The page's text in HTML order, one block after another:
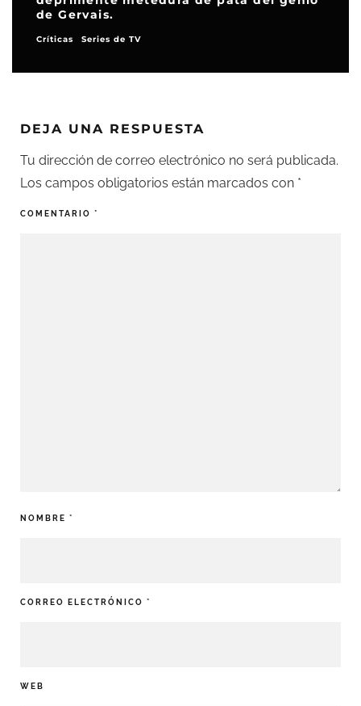
de Gervais.
Críticas Series de TV
DEJA UNA RESPUESTA
Tu dirección de correo electrónico no será publicada.
Los campos obligatorios están marcados con *
COMENTARIO *
NOMBRE *
CORREO ELECTRÓNICO *
WEB